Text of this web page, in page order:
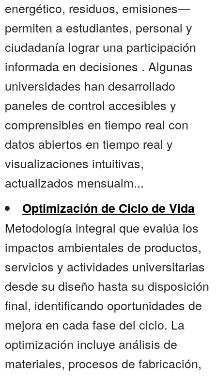
energético, residuos, emisiones—
permiten a estudiantes, personal y
ciudadanía lograr una participación
informada en decisiones . Algunas
universidades han desarrollado
paneles de control accesibles y
comprensibles en tiempo real con
datos abiertos en tiempo real y
visualizaciones intuitivas,
actualizados mensualm...
Optimización de Ciclo de Vida
Metodología integral que evalúa los
impactos ambientales de productos,
servicios y actividades universitarias
desde su diseño hasta su disposición
final, identificando oportunidades de
mejora en cada fase del ciclo. La
optimización incluye análisis de
materiales, procesos de fabricación,